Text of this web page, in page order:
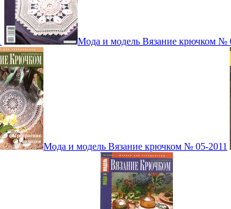
Мода и модель Вязание крючком №
Мода и модель Вязание крючком № 05-2011